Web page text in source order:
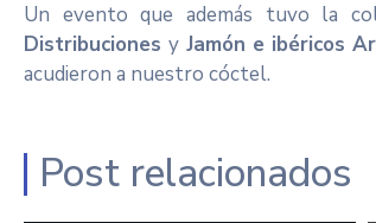
Un evento que además tuvo la
Distribucionesy Jamón e ibéricos
acudieron a nuestro cóctel.
Post relacionados